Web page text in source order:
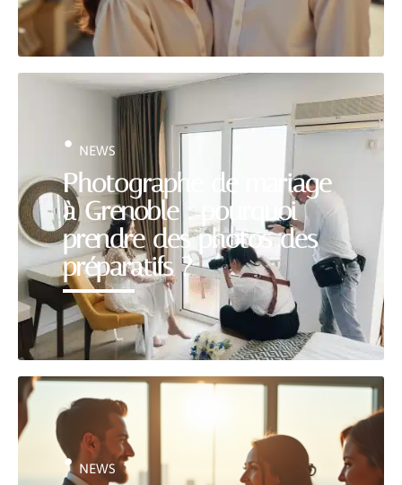
Photographe de mariage
à Grenoble : pourquoi
prendre des photos des
préparatifs ?
NEWS
NEWS